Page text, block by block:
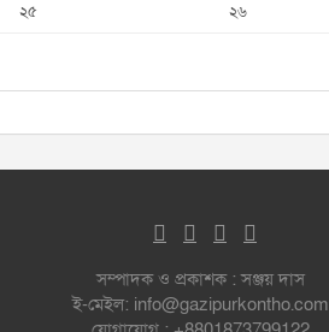
২৫ ২৬
সম্পাদক ও প্রকাশক : সঞ্জয় দাস
ই-মেইল: info@gazipurkontho.com